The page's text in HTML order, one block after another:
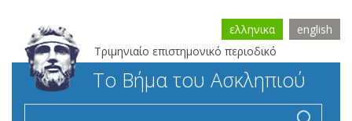
Τριμηνιαίο επιστημονικό περιοδικό
ελληνικα english
Το Βήμα του Ασκληπιού